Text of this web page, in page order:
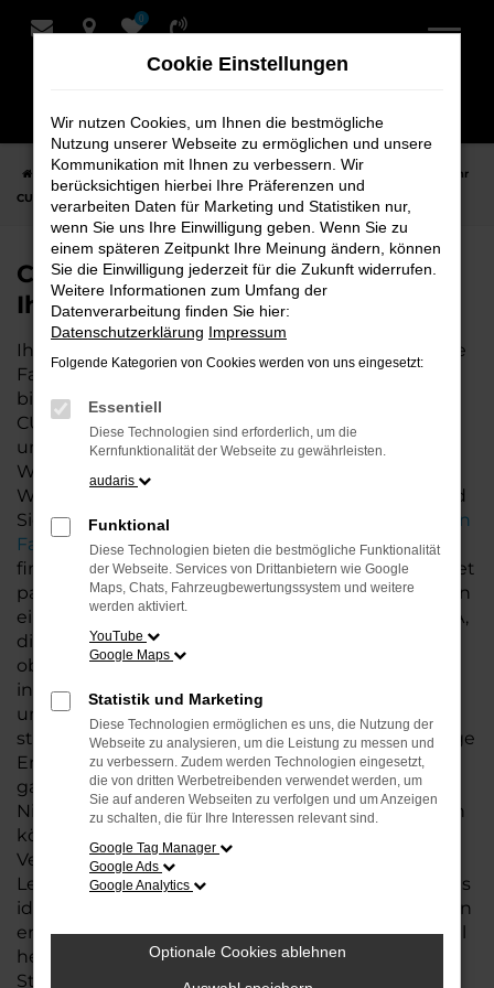
Zum
0
Startseite Hersteller CUPRA
CUPRA Leon bei Schmidt + Koch - Ihr
CUPRA Autohaus
CUPRA Leon bei Schmidt + Koch -
Ihr CUPRA Autohaus
Ihr CUPRA Autohaus – die perfekte Wahl für all Ihre
Fahrzeugbedürfnisse. Als erfahrene Experten
bieten wir Ihnen nicht nur eine breite Auswahl an
CUPRA Fahrzeugen, sondern auch eine
umfassende Beratung, die individuell auf Ihre
Wünsche und Anforderungen abgestimmt ist.
Wenn Sie den perfekten CUPRA Leon suchen, sind
Sie bei uns genau richtig. Unsere große
Auswahl an
Fahrzeugen ermöglicht es Ihnen, das Modell zu
finden, das perfekt zu Ihrem Lebensstil und Budget
passt. Neben dem Kauf Ihres Leon bieten wir Ihnen
eine Vielzahl zusätzlicher Services rund um CUPRA,
die Ihnen den gesamten Prozess erleichtern. Egal,
ob es um flexible Finanzierungsmöglichkeiten,
individuelle Leasingangebote oder eine
umfassendeWartung und Reparaturgeht – wir
stehen Ihnen jederzeit zur Seite. Unsere langjährige
Erfahrung und unser kompetentes Team
garantieren Ihnen eine Betreuung auf höchstem
Niveau, sodass Sie sich rundum gut betreut fühlen
können.
Vertrauen Sie auf unser Fachwissen und unsere
Leidenschaft für CUPRA und finden Sie mit uns das
ideale Modell: Leon, das nicht nur Ihre Erwartungen
erfüllt, sondern Ihre Mobilität auf das nächste Level
hebt. Wir freuen uns darauf, Sie an einem unserer
Standorte in Bremen, Bremerhaven und
Cookie Einstellungen
Wir nutzen Cookies, um Ihnen die bestmögliche
Nutzung unserer Webseite zu ermöglichen und unsere
Kommunikation mit Ihnen zu verbessern. Wir
berücksichtigen hierbei Ihre Präferenzen und
verarbeiten Daten für Marketing und Statistiken nur,
wenn Sie uns Ihre Einwilligung geben. Wenn Sie zu
einem späteren Zeitpunkt Ihre Meinung ändern, können
Sie die Einwilligung jederzeit für die Zukunft widerrufen.
Weitere Informationen zum Umfang der
Datenverarbeitung finden Sie hier:
Datenschutzerklärung Impressum
Folgende Kategorien von Cookies werden von uns eingesetzt:
Essentiell
Diese Technologien sind erforderlich, um die
Kernfunktionalität der Webseite zu gewährleisten.
audaris
Funktional
Diese Technologien bieten die bestmögliche Funktionalität
der Webseite. Services von Drittanbietern wie Google
Maps, Chats, Fahrzeugbewertungssystem und weitere
werden aktiviert.
YouTube
Google Maps
Statistik und Marketing
Diese Technologien ermöglichen es uns, die Nutzung der
Webseite zu analysieren, um die Leistung zu messen und
zu verbessern. Zudem werden Technologien eingesetzt,
die von dritten Werbetreibenden verwendet werden, um
Sie auf anderen Webseiten zu verfolgen und um Anzeigen
zu schalten, die für Ihre Interessen relevant sind.
Google Tag Manager
Google Ads
Google Analytics
Optionale Cookies ablehnen